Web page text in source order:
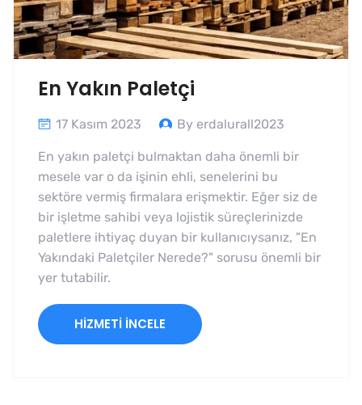
En Yakın Paletçi
17 Kasım 2023 By erdalurall2023
En yakın paletçi bulmaktan daha önemli bir
mesele var o da işinin ehli, senelerini bu
sektöre vermiş firmalara erişmektir. Eğer siz de
bir işletme sahibi veya lojistik süreçlerinizde
paletlere ihtiyaç duyan bir kullanıcıysanız, "En
Yakındaki Paletçiler Nerede?" sorusu önemli bir
yer tutabilir.
HIZMETI İNCELE